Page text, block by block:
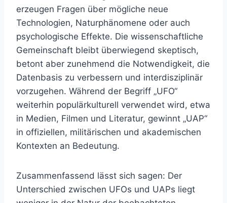
erzeugen Fragen über mögliche neue
Technologien, Naturphänomene oder auch
psychologische Effekte. Die wissenschaftliche
Gemeinschaft bleibt überwiegend skeptisch,
betont aber zunehmend die Notwendigkeit, die
Datenbasis zu verbessern und interdisziplinär
vorzugehen. Während der Begriff „UFO“
weiterhin populärkulturell verwendet wird, etwa
in Medien, Filmen und Literatur, gewinnt „UAP“
in offiziellen, militärischen und akademischen
Kontexten an Bedeutung.
Zusammenfassend lässt sich sagen: Der
Unterschied zwischen UFOs und UAPs liegt